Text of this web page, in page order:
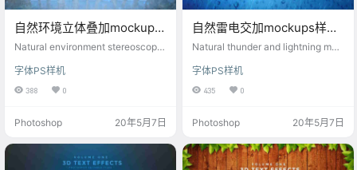
自然环境立体叠加mockups
样机素材
Natural environment stereoscopic
字体PS样机
388 0
Photoshop 20年5月7日
自然雷电交加mockups样机
素材
Natural thunder and lightning moc
字体PS样机
435 0
Photoshop 20年5月7日